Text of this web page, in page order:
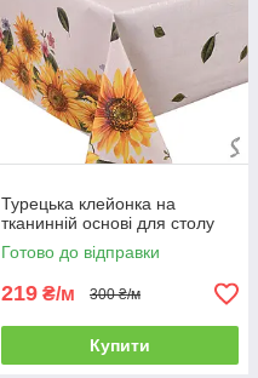
Турецька клейонка на
тканинній основі для столу
Готово до відправки
219 ₴/м 300 ₴/м
Купити